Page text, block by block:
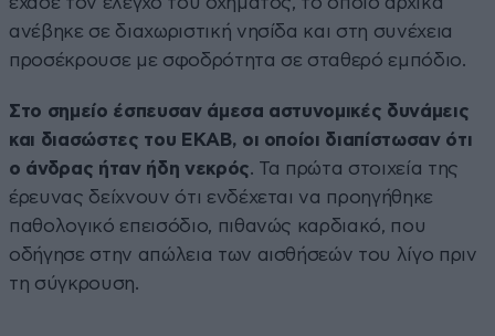
ανέβηκε σε διαχωριστική νησίδα και στη συνέχεια
προσέκρουσε με σφοδρότητα σε σταθερό εμπόδιο.
Στο σημείο έσπευσαν άμεσα αστυνομικές δυνάμεις
και διασώστες του ΕΚΑΒ, οι οποίοι διαπίστωσαν ότι
ο άνδρας ήταν ήδη νεκρός. Τα πρώτα στοιχεία της
έρευνας δείχνουν ότι ενδέχεται να προηγήθηκε
παθολογικό επεισόδιο, πιθανώς καρδιακό, που
οδήγησε στην απώλεια των αισθήσεών του λίγο πριν
τη σύγκρουση.